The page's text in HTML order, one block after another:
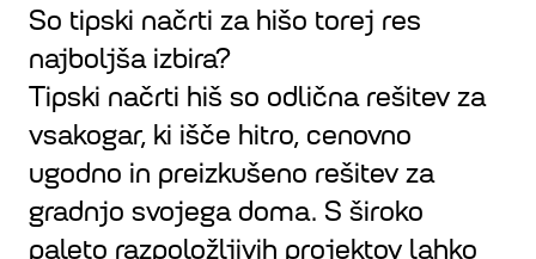
So tipski načrti za hišo torej res
najboljša izbira?
Tipski načrti hiš so odlična rešitev za
vsakogar, ki išče hitro, cenovno
ugodno in preizkušeno rešitev za
gradnjo svojega doma. S široko
paleto razpoložljivih projektov lahko